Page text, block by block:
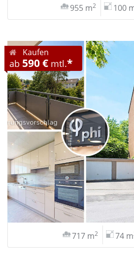
955 m2 100
Kaufen
ab 590 € mtl.*
717 m2 74 m